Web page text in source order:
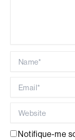
Notifique-me